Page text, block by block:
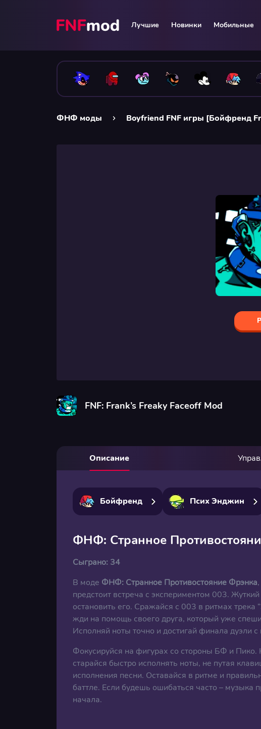
Лучшие Новинки Мобильные
ФНФ моды Boyfriend FNF игры [Бойфренд
FNF: Frank’s Freaky Faceoff Mod
Описание
Бойфренд Псих Энджин
ФНФ: Странное
Сыграно: 34
В моде ФНФ: Странное Противостояние Фрэнка
предстоит встреча с экспериментом 003.
остановить его. Сражайся с 003 в ритмах трека
жди на помощь своего друга, который уже
Исполняй ноты точно и достигай финала дуэли
Фокусируйся на фигурах со стороны БФ и
старайся быстро исполнять ноты, не путая
исполнения песни. Оставайся в ритме и
баттле. Если будешь ошибаться часто – музыка
начала.